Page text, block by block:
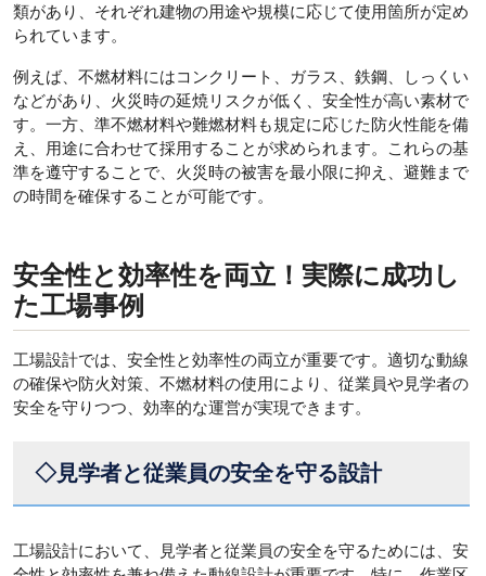
類があり、それぞれ建物の用途や規模に応じて使用箇所が定め
られています。
例えば、不燃材料にはコンクリート、ガラス、鉄鋼、しっくい
などがあり、火災時の延焼リスクが低く、安全性が高い素材で
す。一方、準不燃材料や難燃材料も規定に応じた防火性能を備
え、用途に合わせて採用することが求められます。これらの基
準を遵守することで、火災時の被害を最小限に抑え、避難まで
の時間を確保することが可能です。
安全性と効率性を両立！実際に成功し
た工場事例
工場設計では、安全性と効率性の両立が重要です。適切な動線
の確保や防火対策、不燃材料の使用により、従業員や見学者の
安全を守りつつ、効率的な運営が実現できます。
◇見学者と従業員の安全を守る設計
工場設計において、見学者と従業員の安全を守るためには、安